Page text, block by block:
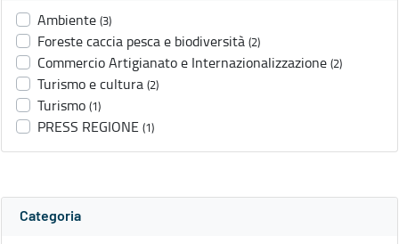
Ambiente (3)
Foreste caccia pesca e biodiversità (2)
Commercio Artigianato e Internazionalizzazione (2)
Turismo e cultura (2)
Turismo (1)
PRESS REGIONE (1)
Categoria